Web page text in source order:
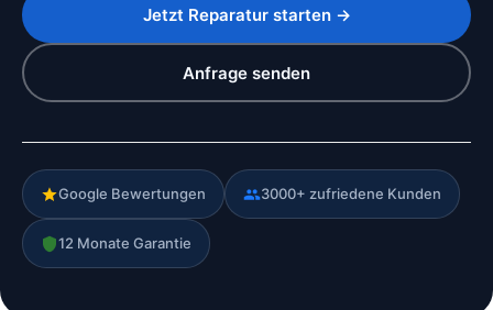
Jetzt Reparatur starten →
Anfrage senden
Google Bewertungen 3000+ zufriedene Kunden
12 Monate Garantie